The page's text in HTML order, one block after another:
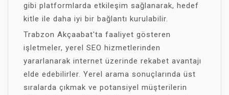
gibi platformlarda etkileşim sağlanarak, hedef
kitle ile daha iyi bir bağlantı kurulabilir.
Trabzon Akçaabat'ta faaliyet gösteren
işletmeler, yerel SEO hizmetlerinden
yararlanarak internet üzerinde rekabet avantajı
elde edebilirler. Yerel arama sonuçlarında üst
sıralarda çıkmak ve potansiyel müşterilerin